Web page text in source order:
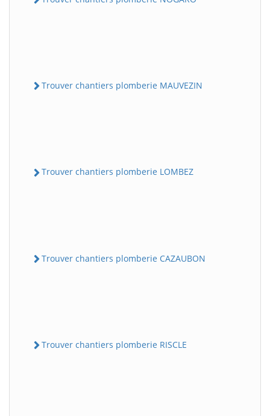
Trouver chantiers plomberie MAUVEZIN
Trouver chantiers plomberie LOMBEZ
Trouver chantiers plomberie CAZAUBON
Trouver chantiers plomberie RISCLE